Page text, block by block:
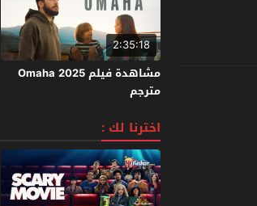
2:35:18
مشاهدة فيلم Omaha 2025
مترجم
اخترنا لك :